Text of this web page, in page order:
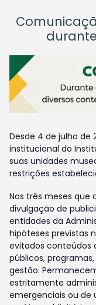
Desde 4 de julho de
institucional do
suas unidades
restrições
Nos três meses que
divulgação de
entidades da
hipóteses previstas
evitados conteúdos
públicos,
gestão.
estritamente
emergenciais ou de